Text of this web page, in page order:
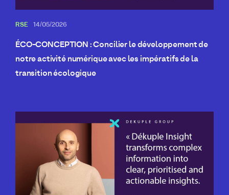
RSE 14/05/2026
ÉCO-CONCEPTION : Concilier le développement de
notre activité numérique avec les impératifs de la
transition écologique